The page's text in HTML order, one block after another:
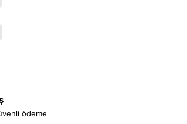
ödeme